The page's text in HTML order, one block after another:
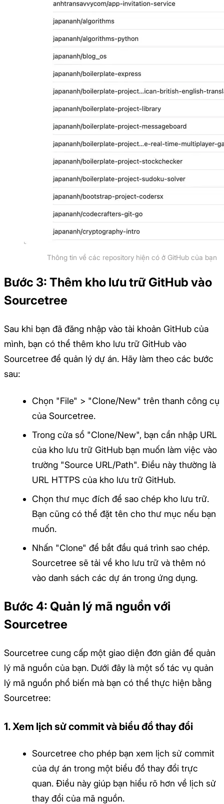
Thông tin về các repository hiện có ở GitHub của bạn
Bước 3: Thêm kho lưu trữ GitHub vào
Sourcetree
Sau khi bạn đã đăng nhập vào tài khoản GitHub của
mình, bạn có thể thêm kho lưu trữ GitHub vào
Sourcetree để quản lý dự án. Hãy làm theo các bước
sau:
Chọn "File" > "Clone/New" trên thanh công cụ
của Sourcetree.
Trong cửa sổ "Clone/New", bạn cần nhập URL
của kho lưu trữ GitHub bạn muốn làm việc vào
trường "Source URL/Path". Điều này thường là
URL HTTPS của kho lưu trữ GitHub.
Chọn thư mục đích để sao chép kho lưu trữ.
Bạn cũng có thể đặt tên cho thư mục nếu bạn
muốn.
Nhấn "Clone" để bắt đầu quá trình sao chép.
Sourcetree sẽ tải về kho lưu trữ và thêm nó
vào danh sách các dự án trong ứng dụng.
Bước 4: Quản lý mã nguồn với
Sourcetree
Sourcetree cung cấp một giao diện đơn giản để quản
lý mã nguồn của bạn. Dưới đây là một số tác vụ quản
lý mã nguồn phổ biến mà bạn có thể thực hiện bằng
Sourcetree:
1. Xem lịch sử commit và biểu đồ thay đổi
Sourcetree cho phép bạn xem lịch sử commit
của dự án trong một biểu đồ thay đổi trực
quan. Điều này giúp bạn hiểu rõ hơn về lịch sử
thay đổi của mã nguồn.